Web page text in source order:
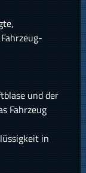
und der
Fahrzeug
in